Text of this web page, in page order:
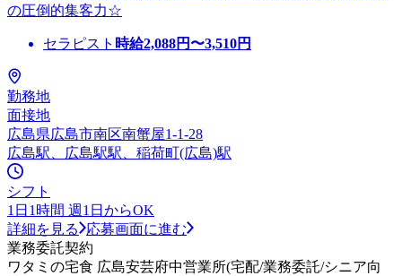
の圧倒的集客力☆
セラピスト 時給2,088円〜3,510円
勤務地
面接地
広島県広島市南区南蟹屋1-1-28
広島駅、広島駅駅、稲荷町(広島)駅
シフト
1日1時間 週1日からOK
詳細を見る
応募画面に進む
業務委託契約
ワタミの宅食 広島安芸府中営業所(宅配/業務委託/シニア向